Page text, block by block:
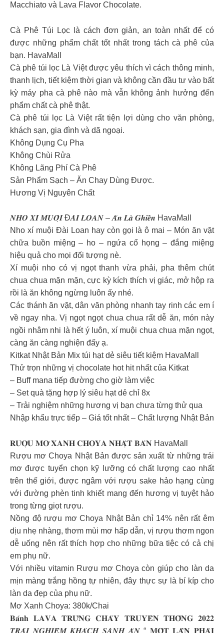
Macchiato và Lava Flavor Chocolate.
Cà Phê Túi Lọc là cách đơn giản, an toàn nhất để có
được những phẩm chất tốt nhất trong tách cà phê của
bạn. HavaMall
Cà phê túi lọc Là Việt được yêu thích vì cách thông minh,
thanh lịch, tiết kiệm thời gian và không cần đầu tư vào bất
kỳ máy pha cà phê nào mà vẫn không ảnh hưởng đến
phẩm chất cà phê thật.
Cà phê túi lọc Là Việt rất tiện lợi dùng cho văn phòng,
khách sạn, gia đình và dã ngoại.
Không Dụng Cụ Pha
Không Chùi Rửa
Không Lãng Phí Cà Phê
Sản Phẩm Sạch – Ăn Chay Dùng Được.
Hương Vị Nguyên Chất
𝑵𝑯𝑶 𝑿𝑰́ 𝑴𝑼𝑶̣̂𝑰 Đ𝑨̀𝑰 𝑳𝑶𝑨𝑵 – 𝑨̆𝒏 𝑳𝒂̀ 𝑮𝒉𝒊𝒆̂̀𝒏 HavaMall
Nho xí muội Đài Loan hay còn gọi là ô mai – Món ăn vặt
chữa buồn miệng – ho – ngứa cổ họng – đắng miệng
hiệu quả cho mọi đối tượng nè.
Xí muội nho có vị ngọt thanh vừa phải, pha thêm chút
chua chua mặn mặn, cực kỳ kích thích vị giác, mở hộp ra
rồi là ăn không ngừng luôn ấy nhé.
Các thánh ăn vặt, dân văn phòng nhanh tay rinh các em í
về ngay nha. Vị ngọt ngọt chua chua rất dễ ăn, món này
ngồi nhâm nhi là hết ý luôn, xí muội chua chua mặn ngọt,
càng ăn càng nghiện đấy ạ.
Kitkat Nhật Bản Mix túi hạt dẻ siêu tiết kiệm HavaMall
Thử trọn những vị chocolate hot hit nhất của Kitkat
– Buff mana tiếp đường cho giờ làm việc
– Set quà tặng hợp lý siêu hạt dẻ chỉ 8x
– Trải nghiệm những hương vị bạn chưa từng thử qua
Nhập khẩu trực tiếp – Giá tốt nhất – Chất lượng Nhật Bản
𝐑𝐔̛𝐎̛̣𝐔 𝐌𝐎̛ 𝐗𝐀𝐍𝐇 𝐂𝐇𝐎𝐘𝐀 𝐍𝐇𝐀̣̂𝐓 𝐁𝐀̉𝐍 HavaMall
Rượu mơ Choya Nhật Bản được sản xuất từ những trái
mơ được tuyển chọn kỹ lưỡng có chất lượng cao nhất
trên thế giới, được ngâm với rượu sake hảo hạng cùng
với đường phèn tinh khiết mang đến hương vị tuyệt hảo
trong từng giọt rượu.
Nồng độ rượu mơ Choya Nhật Bản chỉ 14% nên rất êm
dịu nhẹ nhàng, thơm mùi mơ hấp dẫn, vị rượu thơm ngon
dễ uống nên rất thích hợp cho những bữa tiệc có cả chị
em phụ nữ.
Với nhiều vitamin Rượu mơ Choya còn giúp cho làn da
mịn màng trắng hồng tự nhiên, đây thực sự là bí kíp cho
làn da đẹp của phụ nữ.
Mơ Xanh Choya: 380k/Chai
𝐁𝐚́𝐧𝐡 𝐋𝐀𝐕𝐀 𝐓𝐑𝐔̛́𝐍𝐆 𝐂𝐇𝐀̉𝐘 𝐓𝐑𝐔𝐘𝐄̂̀𝐍 𝐓𝐇𝐎̂́𝐍𝐆 𝟐𝟎𝟐𝟐
𝑻𝑹𝑨̉𝑰 𝑵𝑮𝑯𝑰𝑬̣̂𝑴 𝑲𝑯𝑨́𝑪𝑯 𝑺𝑨̀𝑵𝑯 𝑨̆𝑵 “ 𝐌𝐎̣̂𝐓 𝐋𝐀̂̀𝐍 𝐏𝐇𝐀̀𝐈